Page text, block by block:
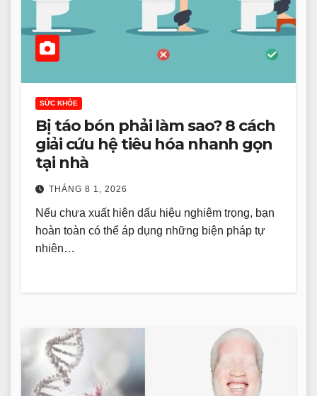
SỨC KHỎE
Bị táo bón phải làm sao? 8 cách
giải cứu hệ tiêu hóa nhanh gọn
tại nhà
THÁNG 8 1, 2026
Nếu chưa xuất hiện dấu hiệu nghiêm trọng, bạn
hoàn toàn có thể áp dụng những biện pháp tự
nhiên…